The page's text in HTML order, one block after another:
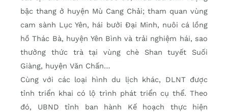
bậc thang ở huyện Mù Cang Chải; tham quan vùng
cam sành Lục Yên, hái bưởi Đại Minh, nuôi cá lồng
hồ Thác Bà, huyện Yên Bình và trải nghiệm hái, sao
thưởng thức trà tại vùng chè Shan tuyết Suối
Giàng, huyện Văn Chấn…
Cùng với các loại hình du lịch khác, DLNT được
tỉnh triển khai có lộ trình phát triển cụ thể. Theo
đó, UBND tỉnh ban hành Kế hoạch thực hiện